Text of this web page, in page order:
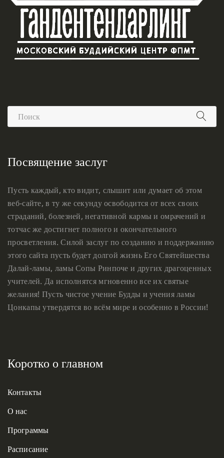
Посвящение заслуг
Пусть каждый, кто видит, слышит или думает об этом
веб-сайте, в ту же секунду освободится от всех своих
страданий, болезней, негативной кармы и омрачений и
тотчас же достигнет полного и окончательного
просветления. Силой заслуг по созданию и поддержанию
этого сайта пусть будет долгой жизнь Его Святейшества
Далай-ламы, ламы Сопы Ринпоче и других драгоценных
учителей. Да исполнятся мгновенно все их святые
желания! Пусть чистое учение Будды и учения ламы
Цонкапы утвердятся во всём мире и особенно в России!
Коротко о главном
Контакты
О нас
Программы
Расписание